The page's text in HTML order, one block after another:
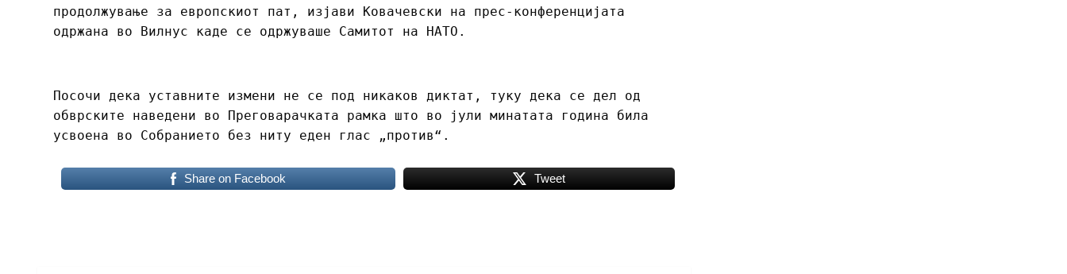
продолжување за европскиот пат, изјави Ковачевски на прес-конференцијата
одржана во Вилнус каде се одржуваше Самитот на НАТО.
Посочи дека уставните измени не се под никаков диктат, туку дека се дел од
обврските наведени во Преговарачката рамка што во јули минатата година била
усвоена во Собранието без ниту еден глас „против“.
Share on Facebook Tweet